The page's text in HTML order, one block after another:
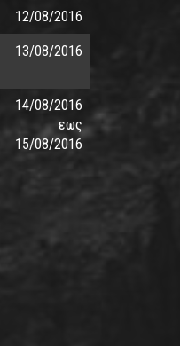
12/08/2016
13/08/2016
14/08/2016
εως
15/08/2016